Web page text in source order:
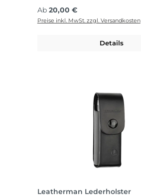
Regulärer Preis:
Ab 20,00 €
Preise inkl. MwSt. zzgl. Versandkosten
Details
Leatherman Lederholster